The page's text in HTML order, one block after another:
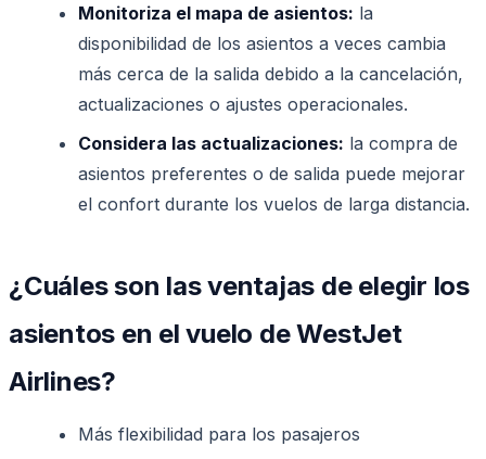
Monitoriza el mapa de asientos: la
disponibilidad de los asientos a veces cambia
más cerca de la salida debido a la cancelación,
actualizaciones o ajustes operacionales.
Considera las actualizaciones: la compra de
asientos preferentes o de salida puede mejorar
el confort durante los vuelos de larga distancia.
¿Cuáles son las ventajas de elegir los
asientos en el vuelo de WestJet
Airlines?
Más flexibilidad para los pasajeros